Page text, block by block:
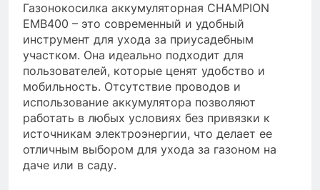
Газонокосилка аккумуляторная CHAMPION
EMB400 – это современный и удобный
инструмент для ухода за приусадебным
участком. Она идеально подходит для
пользователей, которые ценят удобство и
мобильность. Отсутствие проводов и
использование аккумулятора позволяют
работать в любых условиях без привязки к
источникам электроэнергии, что делает ее
отличным выбором для ухода за газоном на
даче или в саду.